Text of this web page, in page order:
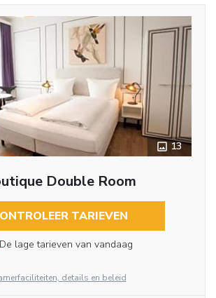
13
Double Room
TARIEVEN
De lage tarieven van vandaag
details en beleid